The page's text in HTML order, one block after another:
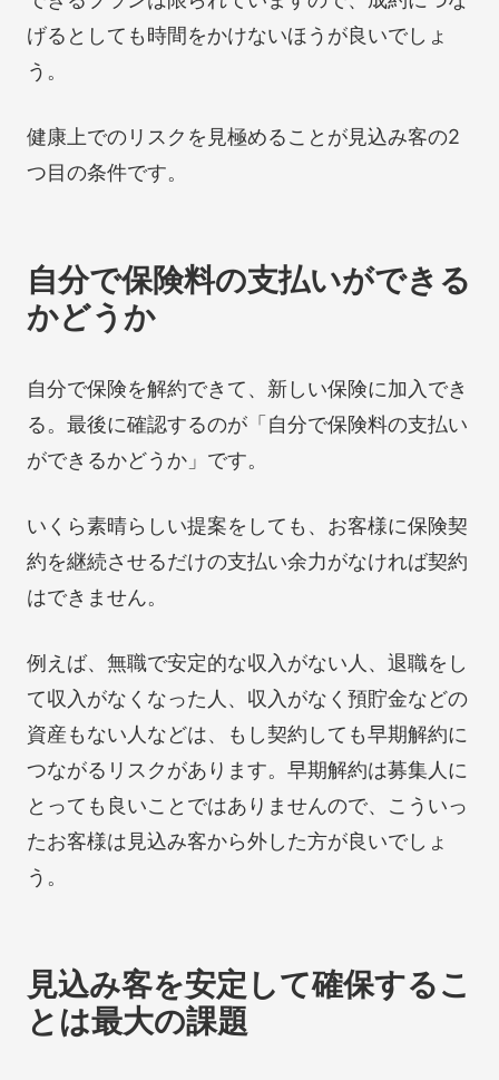
げるとしても時間をかけないほうが良いでしょ
う。
健康上でのリスクを見極めることが見込み客の2
つ目の条件です。
自分で保険料の支払いができる
かどうか
自分で保険を解約できて、新しい保険に加入でき
る。最後に確認するのが「自分で保険料の支払い
ができるかどうか」です。
いくら素晴らしい提案をしても、お客様に保険契
約を継続させるだけの支払い余力がなければ契約
はできません。
例えば、無職で安定的な収入がない人、退職をし
て収入がなくなった人、収入がなく預貯金などの
資産もない人などは、もし契約しても早期解約に
つながるリスクがあります。早期解約は募集人に
とっても良いことではありませんので、こういっ
たお客様は見込み客から外した方が良いでしょ
う。
見込み客を安定して確保するこ
とは最大の課題